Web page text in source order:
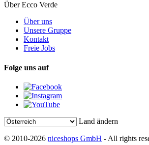
Über Ecco Verde
Über uns
Unsere Gruppe
Kontakt
Freie Jobs
Folge uns auf
Land ändern
© 2010-2026 niceshops GmbH - All rights